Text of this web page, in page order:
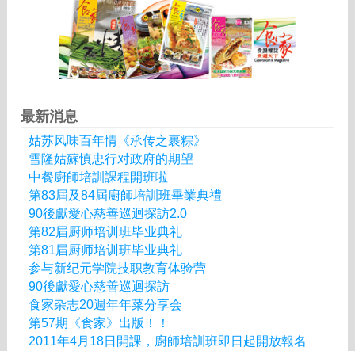
最新消息
姑苏风味百年情《承传之裹粽》
雪隆姑蘇慎忠行对政府的期望
中餐廚師培訓課程開班啦
第83屆及84屆廚師培訓班畢業典禮
90後獻愛心慈善巡迴探訪2.0
第82届厨师培训班毕业典礼
第81届厨师培训班毕业典礼
参与新纪元学院技职教育体验营
90後獻愛心慈善巡迴探訪
食家杂志20週年年菜分享会
第57期《食家》出版！！
2011年4月18日開課，廚師培訓班即日起開放報名